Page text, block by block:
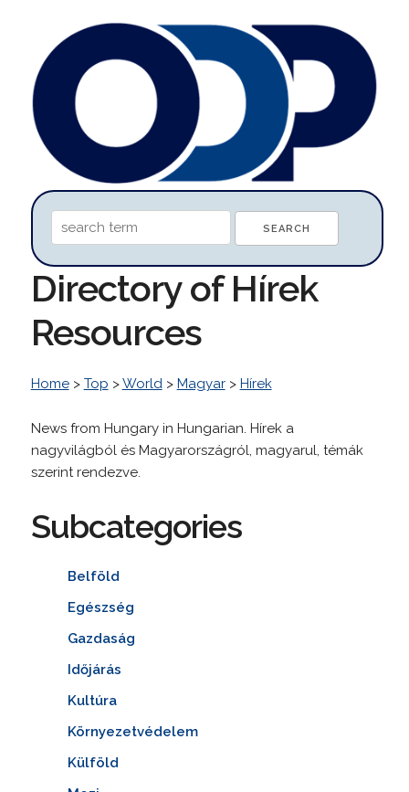
Directory of Hírek
Resources
Home> Top >World> Magyar> Hírek
News from Hungary in Hungarian. Hírek a
nagyvilágból és Magyarországról, magyarul, témák
szerint rendezve.
Subcategories
Belföld
Egészség
Gazdaság
Időjárás
Kultúra
Környezetvédelem
Külföld